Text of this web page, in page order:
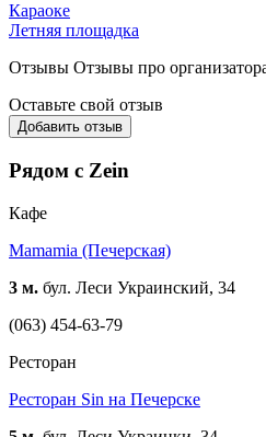
Караоке
Летняя площадка
Отзывы Отзывы про
Оставьте свой отзыв
Добавить отзыв
Рядом с Zein
Кафе
Mamamia (Печерская)
3 м. бул. Леси Украинский, 34
(063) 454-63-79
Ресторан
Ресторан Sin на Печерске